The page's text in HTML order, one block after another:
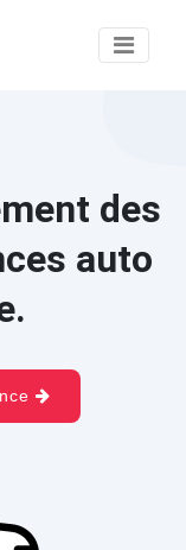
des
auto